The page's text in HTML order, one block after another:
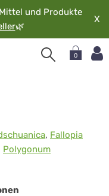
und Produkte
🌿
X
0
, Fallopia
Polygonum